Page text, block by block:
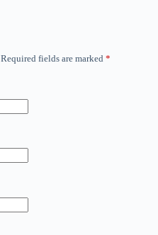
Required fields are marked *